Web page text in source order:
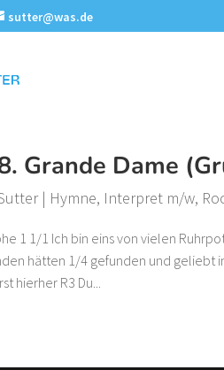
sutter@was.de
Grande Dame
| Hymne, Interpret m/w,
1 1/1 Ich bin eins von vielen
hätten 1/4 gefunden und geliebt
hierher R3 Du...